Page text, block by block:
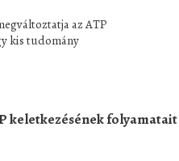
az ATP
kis tudomány
keletkezésének folyamatait